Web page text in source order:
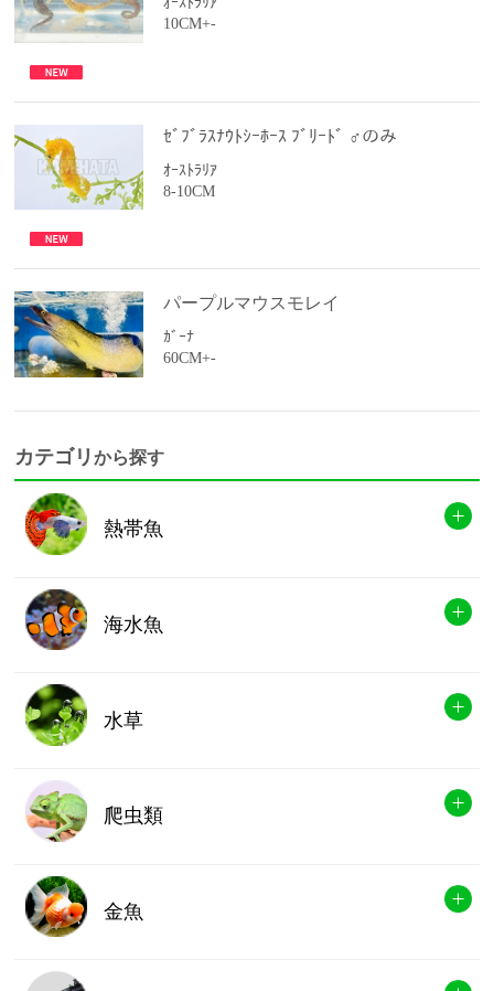
10CM+-
ｾﾞﾌﾞﾗｽﾅｳﾄｼｰﾎｰｽ ﾌﾞﾘｰﾄﾞ ♂のみ
ｵｰｽﾄﾗﾘｱ
8-10CM
パープルマウスモレイ
ｶﾞｰﾅ
60CM+-
カテゴリから探す
熱帯魚
海水魚
水草
爬虫類
金魚